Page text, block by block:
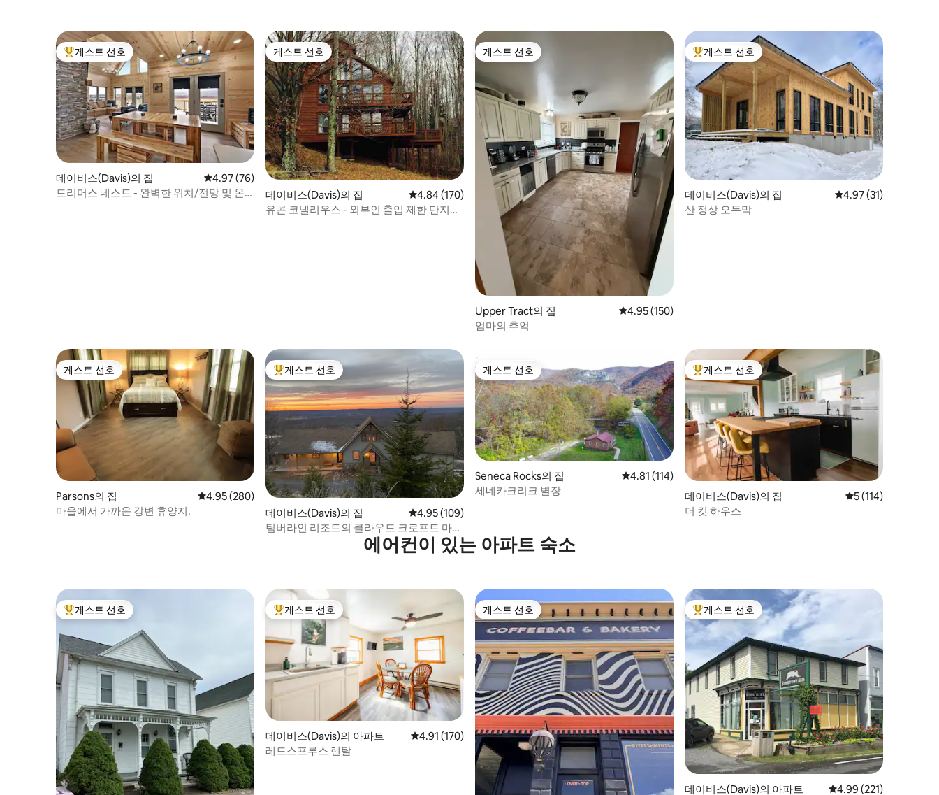
상위 게스트 선호
게스트 선호
데이비스(Davis)의 집 평점 4.97점(5점 만점), 후기 76개
4.97 (76)
드리머스 네스트 - 완벽한 위치/전망 및 온
게스트 선호
게스트 선호
데이비스(Davis)의 집 평점 4.84점(5점 만점), 후기 170개
4.84 (170)
유콘 코넬리우스 - 외부인 출입 제한 단지의
게스트 선호
게스트 선호
Upper Tract의 집 평점 4.95점(5점 만점), 후기 150개
4.95 (150)
엄마의 추억
상위 게스트 선호
게스트 선호
데이비스(Davis)의 집 평점 4.97점(5점 만점
4.97 (31)
산 정상 오두막
게스트 선호
게스트 선호
Parsons의 집 평점 4.95점(5점 만점), 후기 280개
4.95 (280)
마을에서 가까운 강변 휴양지.
상위 게스트 선호
게스트 선호
데이비스(Davis)의 집 평점 4.95점(5점 만점), 후기 109개
4.95 (109)
팀버라인 리조트의 클라우드 크로프트 마운
게스트 선호
게스트 선호
Seneca Rocks의 집 평점 4.81점(5점 만점), 후기 114개
4.81 (114)
세네카크리크 별장
상위 게스트 선호
게스트 선호
데이비스(Davis)의 집 평점 5점(5점 만점),
5 (114)
더 킷 하우스
에어컨이 있는 아파트 숙소
상위 게스트 선호
게스트 선호 상위 게스트 선호
게스트 선호
데이비스(Davis)의 아파트 평점 4.91점(5점 만점), 후기 170개
4.91 (170)
레드스프루스 렌탈
게스트 선호
게스트 선호 상위 게스트 선호
게스트 선호
데이비스(Davis)의 아파트 평점 4.99점(5점 만점),
4.99 (221)